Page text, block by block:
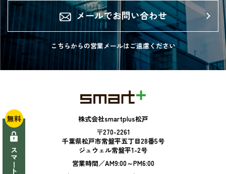
メールでお問い合わせ
こちらからの営業メールはご遠慮ください
株式会社smartplus松戸
〒270-2261
千葉県松戸市常盤平五丁目28番5号
ジュウェル常盤平1-2号
営業時間／AM9:00～PM6:00
無料